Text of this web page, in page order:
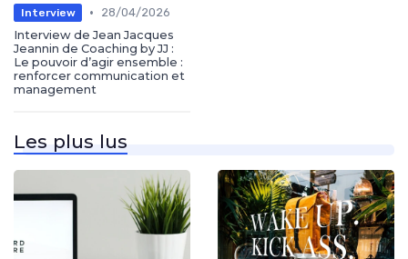
Interview •
28/04/2026
Interview de Jean Jacques
Jeannin de Coaching by JJ :
Le pouvoir d’agir ensemble :
renforcer communication et
management
Les plus lus